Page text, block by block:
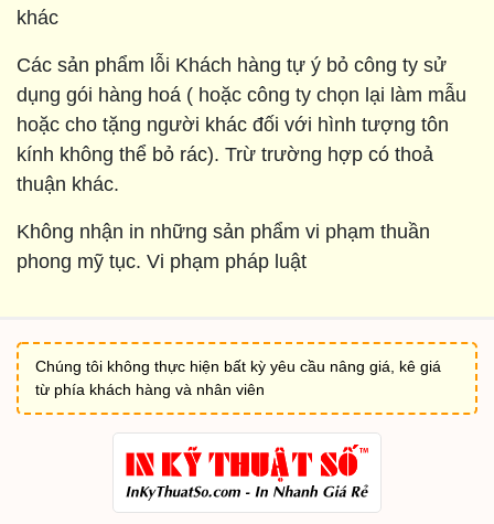
khác
Các sản phẩm lỗi Khách hàng tự ý bỏ công ty sử
dụng gói hàng hoá ( hoặc công ty chọn lại làm mẫu
hoặc cho tặng người khác đối với hình tượng tôn
kính không thể bỏ rác). Trừ trường hợp có thoả
thuận khác.
Không nhận in những sản phẩm vi phạm thuần
phong mỹ tục. Vi phạm pháp luật
Chúng tôi không thực hiện bất kỳ yêu cầu nâng giá, kê giá
từ phía khách hàng và nhân viên